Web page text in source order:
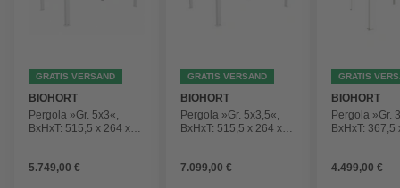
GRATIS VERSAND
BIOHORT
Pergola »Gr. 5x3«,
BxHxT: 515,5 x 264 x
5.749,00 €
GRATIS VERSAND
BIOHORT
Pergola »Gr. 5x3,5«,
BxHxT: 515,5 x 264 x
7.099,00 €
GRATIS
BIOHORT
Pergola »Gr.
BxHxT: 367,5
4.499,00 €